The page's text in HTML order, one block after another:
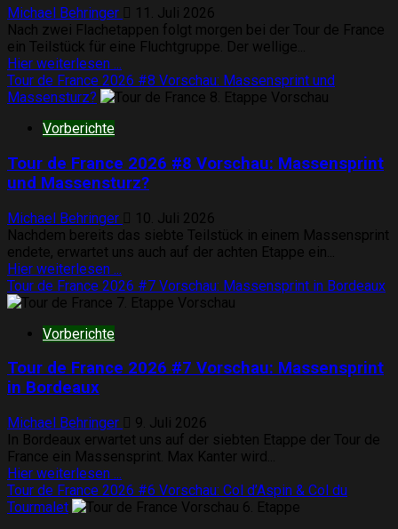
Auf
und
Ab
Le
Lioran
Michael Behringer
11. Juli 2026
Nach zwei Flachetappen folgt morgen bei der Tour de France
ein Teilstück für eine Fluchtgruppe. Der wellige...
Hier weiterlesen ...
Informationen
über
2026
#9
Geht
Pedersen
in
Gruppe?
Tour de France 2026 #8 Vorschau: Massensprint und
Massensturz?
Vorberichte
Tour de France 2026 #8 Vorschau: Massensprint
und Massensturz?
Michael Behringer
10. Juli 2026
Nachdem bereits das siebte Teilstück in einem Massensprint
endete, erwartet uns auch auf der achten Etappe ein...
Hier weiterlesen ...
Informationen
über
2026
Massensprint
und
Massensturz?
Tour de France 2026 #7 Vorschau: Massensprint in Bordeaux
Vorberichte
Tour de France 2026 #7 Vorschau: Massensprint
in Bordeaux
Michael Behringer
9. Juli 2026
In Bordeaux erwartet uns auf der siebten Etappe der Tour de
France ein Massensprint. Max Kanter wird...
Hier weiterlesen ...
Informationen
über
Tour de France 2026 #6 Vorschau: Col d’Aspin & Col du
Tourmalet